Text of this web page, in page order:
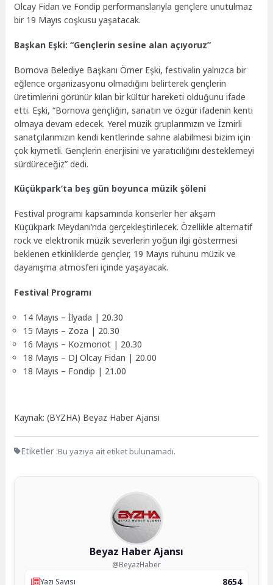
Olcay Fidan ve Fondip performanslarıyla gençlere unutulmaz
bir 19 Mayıs coşkusu yaşatacak.
Başkan Eşki: “Gençlerin sesine alan açıyoruz”
Bornova Belediye Başkanı Ömer Eşki, festivalin yalnızca bir
eğlence organizasyonu olmadığını belirterek gençlerin
üretimlerini görünür kılan bir kültür hareketi olduğunu ifade
etti. Eşki, “Bornova gençliğin, sanatın ve özgür ifadenin kenti
olmaya devam edecek. Yerel müzik gruplarımızın ve İzmirli
sanatçılarımızın kendi kentlerinde sahne alabilmesi bizim için
çok kıymetli. Gençlerin enerjisini ve yaratıcılığını desteklemeyi
sürdüreceğiz” dedi.
Küçükpark’ta beş gün boyunca müzik şöleni
Festival programı kapsamında konserler her akşam
Küçükpark Meydanı’nda gerçekleştirilecek. Özellikle alternatif
rock ve elektronik müzik severlerin yoğun ilgi göstermesi
beklenen etkinliklerde gençler, 19 Mayıs ruhunu müzik ve
dayanışma atmosferi içinde yaşayacak.
Festival Programı
14 Mayıs – İlyada | 20.30
15 Mayıs – Zoza | 20.30
16 Mayıs – Kozmonot | 20.30
18 Mayıs – DJ Olcay Fidan | 20.00
18 Mayıs – Fondip | 21.00
Kaynak: (BYZHA) Beyaz Haber Ajansı
Etiketler :Bu yazıya ait etiket bulunamadı.
Beyaz Haber Ajansı
@BeyazHaber
Yazı Sayısı
8654